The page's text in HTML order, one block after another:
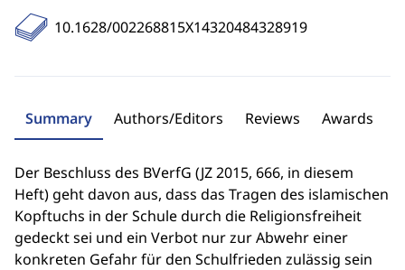
10.1628/002268815X14320484328919
Summary Authors/Editors Reviews Awards
Der Beschluss des BVerfG (JZ 2015, 666, in diesem
Heft) geht davon aus, dass das Tragen des islamischen
Kopftuchs in der Schule durch die Religionsfreiheit
gedeckt sei und ein Verbot nur zur Abwehr einer
konkreten Gefahr für den Schulfrieden zulässig sein